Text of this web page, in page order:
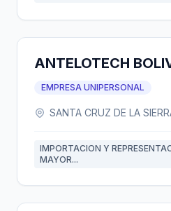
ANTELOTECH
EMPRESA UNIPERSONAL
SANTA CRUZ DE LA
IMPORTACION Y
MAYOR...